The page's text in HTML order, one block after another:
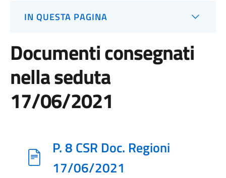
IN QUESTA PAGINA
Documenti consegnati
nella seduta
17/06/2021
P. 8 CSR Doc. Regioni
17/06/2021